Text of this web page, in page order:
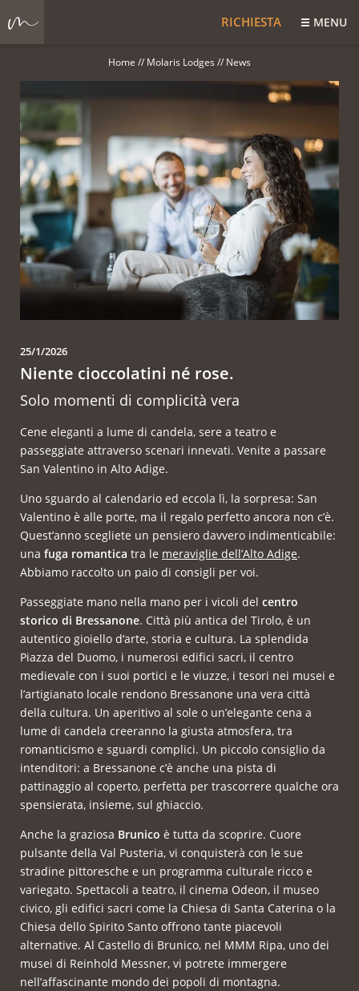
RICHIESTA MENU
Home // Molaris Lodges // News
25/1/2026
Niente cioccolatini né rose.
Solo momenti di complicità vera
Cene eleganti a lume di candela, sere a teatro e
passeggiate attraverso scenari innevati. Venite a passare
San Valentino in Alto Adige.
Uno sguardo al calendario ed eccola lì, la sorpresa: San
Valentino è alle porte, ma il regalo perfetto ancora non c’è.
Quest’anno scegliete un pensiero davvero indimenticabile:
una fuga romantica tra le meraviglie dell’Alto Adige.
Abbiamo raccolto un paio di consigli per voi.
Passeggiate mano nella mano per i vicoli del centro
storico di Bressanone. Città più antica del Tirolo, è un
autentico gioiello d‘arte, storia e cultura. La splendida
Piazza del Duomo, i numerosi edifici sacri, il centro
medievale con i suoi portici e le viuzze, i tesori nei musei e
l’artigianato locale rendono Bressanone una vera città
della cultura. Un aperitivo al sole o un’elegante cena a
lume di candela creeranno la giusta atmosfera, tra
romanticismo e sguardi complici. Un piccolo consiglio da
intenditori: a Bressanone c’è anche una pista di
pattinaggio al coperto, perfetta per trascorrere qualche ora
spensierata, insieme, sul ghiaccio.
Anche la graziosa Brunico è tutta da scoprire. Cuore
pulsante della Val Pusteria, vi conquisterà con le sue
stradine pittoresche e un programma culturale ricco e
variegato. Spettacoli a teatro, il cinema Odeon, il museo
civico, gli edifici sacri come la Chiesa di Santa Caterina o la
Chiesa dello Spirito Santo offrono tante piacevoli
alternative. Al Castello di Brunico, nel MMM Ripa, uno dei
musei di Reinhold Messner, vi potrete immergere
nell’affascinante mondo dei popoli di montagna.